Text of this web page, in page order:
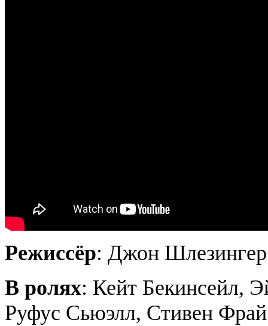
Режиссёр: Джон Шлезингер
В ролях: Кейт Бекинсейл,
Руфус Сьюэлл, Стивен Фрай